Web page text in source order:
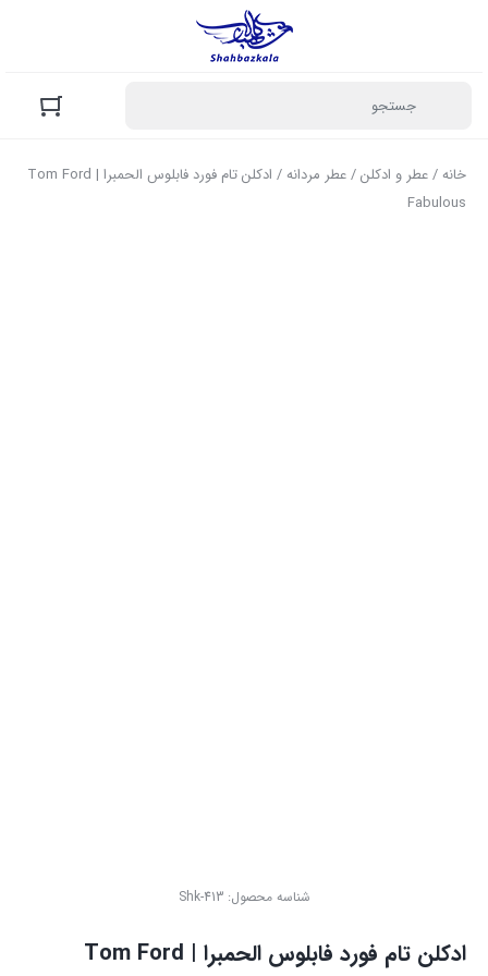
خانه/عطر و ادکلن/عطر مردانه
/ ادکلن تام فورد فابلوس الحمبرا | Tom Ford
Fabulous
شناسه محصول:Shk-413
ادکلن تام فورد فابلوس الحمبرا | Tom Ford